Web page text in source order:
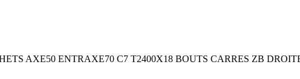
AXE50 ENTRAXE70 C7 T2400X18 BOUTS CARRES ZB